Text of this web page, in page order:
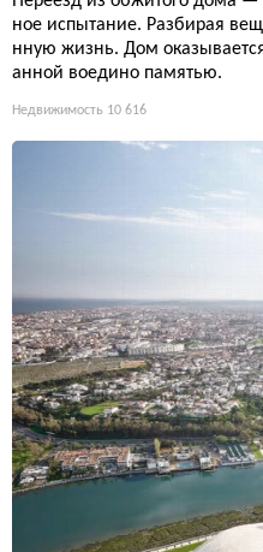
ное испытание. Разбирая
нную жизнь. Дом
анной воедино памятью.
Недвижимость 10 616